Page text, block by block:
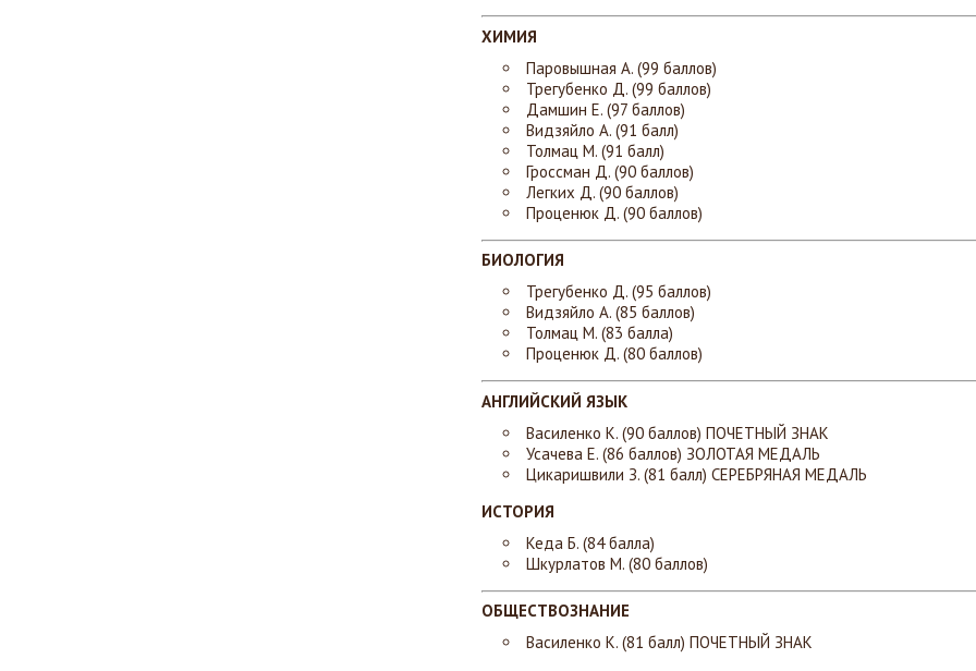
ХИМИЯ
Паровышная А. (99 баллов)
Трегубенко Д. (99 баллов)
Дамшин Е. (97 баллов)
Видзяйло А. (91 балл)
Толмац М. (91 балл)
Гроссман Д. (90 баллов)
Легких Д. (90 баллов)
Проценюк Д. (90 баллов)
БИОЛОГИЯ
​Трегубенко Д. (95 баллов)
Видзяйло А. (85 баллов)
Толмац М. (83 балла)
Проценюк Д. (80 баллов)
АНГЛИЙСКИЙ ЯЗЫК
Василенко К. (90 баллов) ПОЧЕТНЫЙ ЗНАК
Усачева Е. (86 баллов) ЗОЛОТАЯ МЕДАЛЬ
Цикаришвили З. (81 балл) СЕРЕБРЯНАЯ МЕДАЛЬ
ИСТОРИЯ
Кеда Б. (84 балла)
Шкурлатов М. (80 баллов)
ОБЩЕСТВОЗНАНИЕ
Василенко К. (81 балл) ПОЧЕТНЫЙ ЗНАК